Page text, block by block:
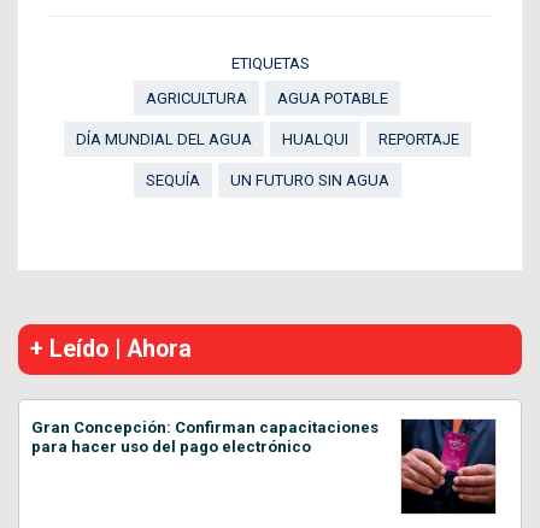
ETIQUETAS
AGRICULTURA
AGUA POTABLE
DÍA MUNDIAL DEL AGUA HUALQUI REPORTAJE
SEQUÍA UN FUTURO SIN AGUA
+ Leído | Ahora
Gran Concepción: Confirman capacitaciones
para hacer uso del pago electrónico